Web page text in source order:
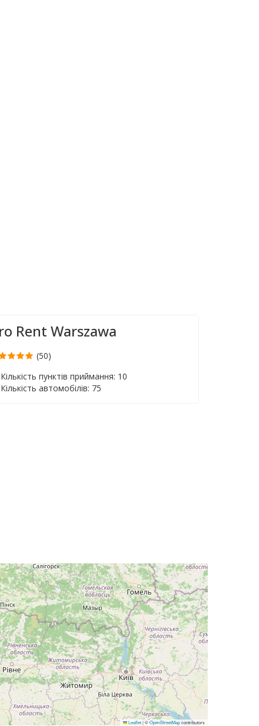
Rent Warszawa
(50)
Кількість пунктів приймання: 10
Кількість автомобілів: 75
Leaflet|©OpenStreetMapcontributors